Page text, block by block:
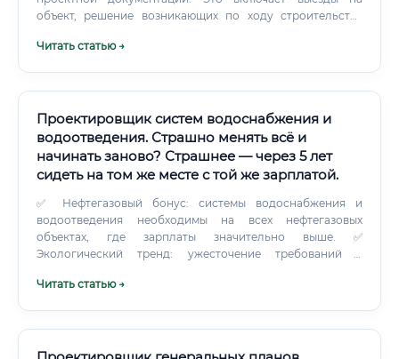
объект, решение возникающих по ходу строительства
Необходимые навыки и компетенции для успешной
Читать статью →
Проектировщик систем водоснабжения и
водоотведения. Страшно менять всё и
начинать заново? Страшнее — через 5 лет
сидеть на том же месте с той же зарплатой.
✅ Нефтегазовый бонус: системы водоснабжения и
водоотведения необходимы на всех нефтегазовых
объектах, где зарплаты значительно выше. ✅
Экологический тренд: ужесточение требований к
профессию ещё более востребованной. ✅
Читать статью →